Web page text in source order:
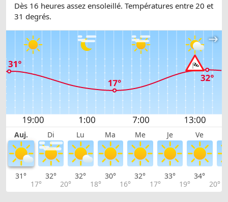
Dès 16 heures assez ensoleillé. Températures entre 20 et
31 degrés.
Auj. Di Lu Ma Me Je Ve
31°
17°
32°
20°
32°
18°
30°
16°
32°
17°
33°
19°
34°
20°